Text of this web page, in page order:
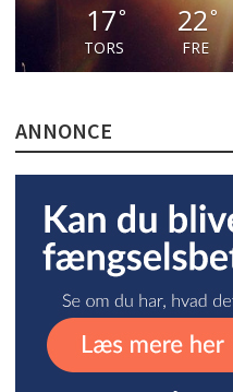
17°
TORS
22°
FRE
ANNONCE